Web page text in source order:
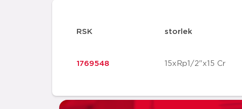
RSK storlek
1769548 15xRp1/2"x15 Cr